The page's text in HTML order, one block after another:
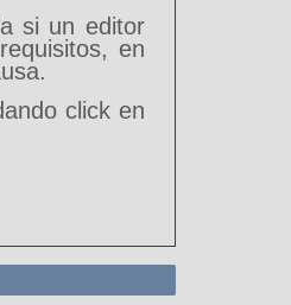
si un editor
en
click en